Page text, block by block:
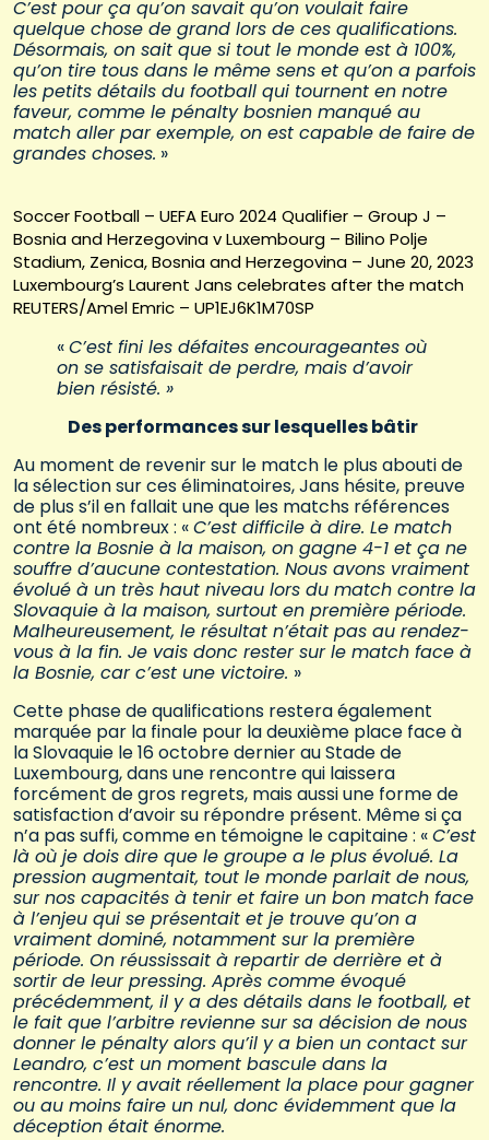
C’est pour ça qu’on savait qu’on voulait faire
quelque chose de grand lors de ces qualifications.
Désormais, on sait que si tout le monde est à 100%,
qu’on tire tous dans le même sens et qu’on a parfois
les petits détails du football qui tournent en notre
faveur, comme le pénalty bosnien manqué au
match aller par exemple, on est capable de faire de
grandes choses. »
Soccer Football – UEFA Euro 2024 Qualifier – Group J –
Bosnia and Herzegovina v Luxembourg – Bilino Polje
Stadium, Zenica, Bosnia and Herzegovina – June 20, 2023
Luxembourg’s Laurent Jans celebrates after the match
REUTERS/Amel Emric – UP1EJ6K1M70SP
«C’est fini les défaites encourageantes où
on se satisfaisait de perdre, mais d’avoir
bien résisté. »
Des performances sur lesquelles bâtir
Au moment de revenir sur le match le plus abouti de
la sélection sur ces éliminatoires, Jans hésite, preuve
de plus s’il en fallait une que les matchs références
ont été nombreux : «C’est difficile à dire. Le match
contre la Bosnie à la maison, on gagne 4-1 et ça ne
souffre d’aucune contestation. Nous avons vraiment
évolué à un très haut niveau lors du match contre la
Slovaquie à la maison, surtout en première période.
Malheureusement, le résultat n’était pas au rendez-
vous à la fin. Je vais donc rester sur le match face à
la Bosnie, car c’est une victoire. »
Cette phase de qualifications restera également
marquée par la finale pour la deuxième place face à
la Slovaquie le 16 octobre dernier au Stade de
Luxembourg, dans une rencontre qui laissera
forcément de gros regrets, mais aussi une forme de
satisfaction d’avoir su répondre présent. Même si ça
n’a pas suffi, comme en témoigne le capitaine : «C’est
là où je dois dire que le groupe a le plus évolué. La
pression augmentait, tout le monde parlait de nous,
sur nos capacités à tenir et faire un bon match face
à l’enjeu qui se présentait et je trouve qu’on a
vraiment dominé, notamment sur la première
période. On réussissait à repartir de derrière et à
sortir de leur pressing. Après comme évoqué
précédemment, il y a des détails dans le football, et
le fait que l’arbitre revienne sur sa décision de nous
donner le pénalty alors qu’il y a bien un contact sur
Leandro, c’est un moment bascule dans la
rencontre. Il y avait réellement la place pour gagner
ou au moins faire un nul, donc évidemment que la
déception était énorme.